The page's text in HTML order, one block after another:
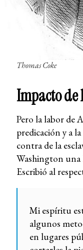
Thomas Coke
Impacto de
Pero la labor de
predicación y a
contra de la
Washington una
Escribió al
Mi espíritu
algunos
en lugares